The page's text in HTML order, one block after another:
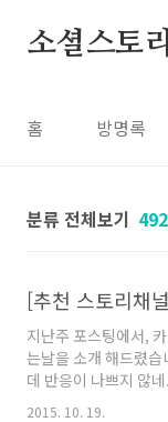
소셜스토리
홈 방명록
분류 전체보기
지난주 포스팅에서,
는날을 소개 해드렸
데 반응이 나쁘지 않
처럼, 현재 구독자수
2015. 10. 19.